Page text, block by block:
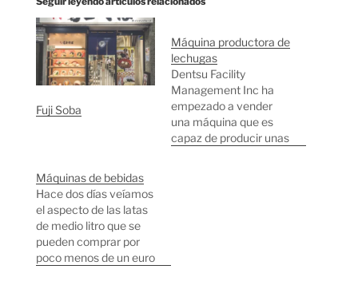
Fuji Soba
Máquina productora de
lechugas
Dentsu Facility
Management Inc ha
empezado a vender
una máquina que es
capaz de producir unas
Máquinas de bebidas
Hace dos días veíamos
el aspecto de las latas
de medio litro que se
pueden comprar por
poco menos de un euro